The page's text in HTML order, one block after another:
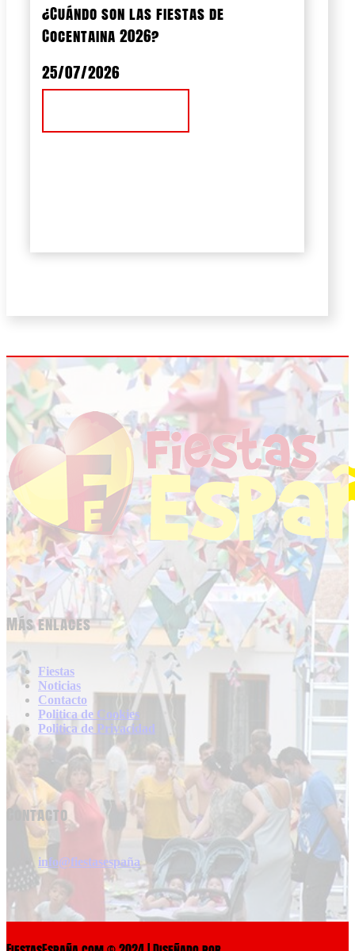
¿Cuándo son las fiestas de
Cocentaina 2026?
25/07/2026
Más enlaces
Fiestas
Noticias
Contacto
Politica de Cookies
Politica de Privacidad
Contacto
info@fiestasespaña